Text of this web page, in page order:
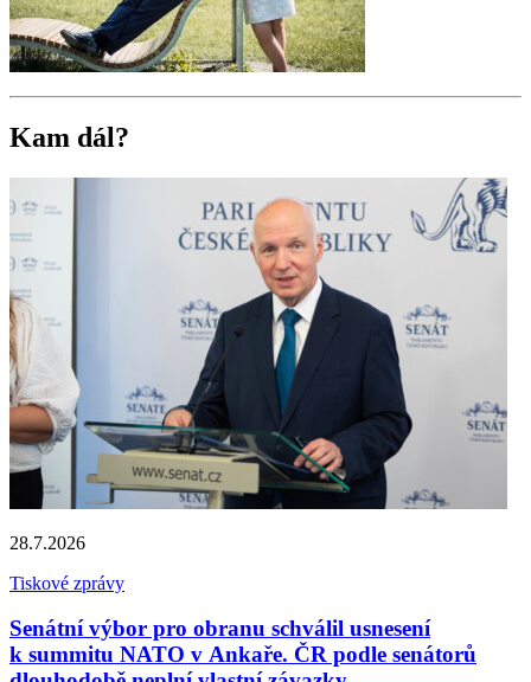
Kam dál?
28.7.2026
Tiskové zprávy
Senátní výbor pro obranu schválil usnesení
k summitu NATO v Ankaře. ČR podle senátorů